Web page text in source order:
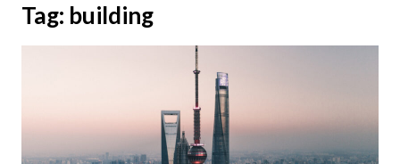
Tag: building